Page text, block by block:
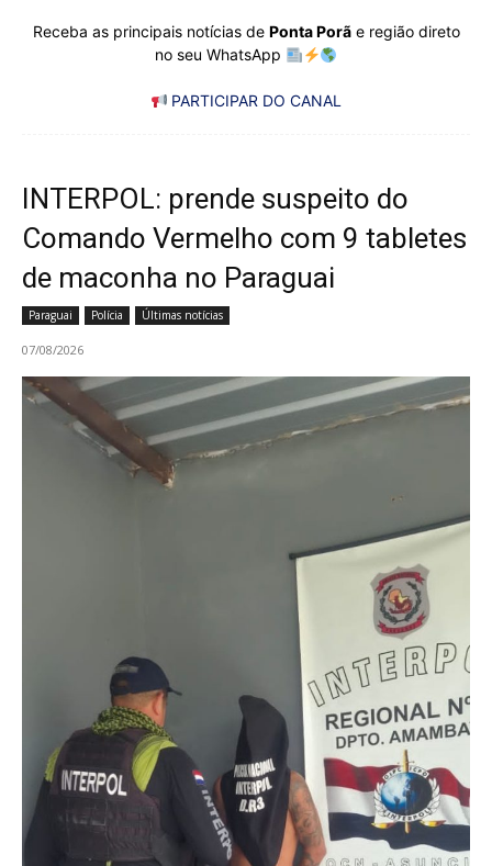
Receba as principais notícias de Ponta Porãe região direto
no seu WhatsApp
PARTICIPAR DO CANAL
INTERPOL: prende suspeito do
Comando Vermelho com 9 tabletes
de maconha no Paraguai
Paraguai Polícia Últimas notícias
07/08/2026